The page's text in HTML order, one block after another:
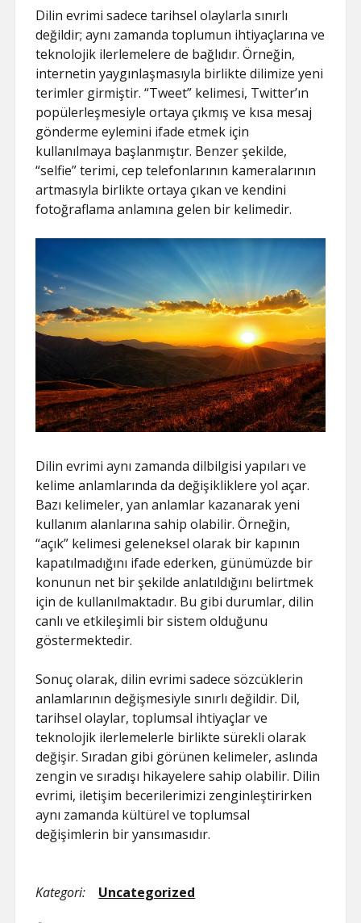
Dilin evrimi sadece tarihsel olaylarla sınırlı
değildir; aynı zamanda toplumun ihtiyaçlarına ve
teknolojik ilerlemelere de bağlıdır. Örneğin,
internetin yaygınlaşmasıyla birlikte dilimize yeni
terimler girmiştir. “Tweet” kelimesi, Twitter’ın
popülerleşmesiyle ortaya çıkmış ve kısa mesaj
gönderme eylemini ifade etmek için
kullanılmaya başlanmıştır. Benzer şekilde,
“selfie” terimi, cep telefonlarının kameralarının
artmasıyla birlikte ortaya çıkan ve kendini
fotoğraflama anlamına gelen bir kelimedir.
Dilin evrimi aynı zamanda dilbilgisi yapıları ve
kelime anlamlarında da değişikliklere yol açar.
Bazı kelimeler, yan anlamlar kazanarak yeni
kullanım alanlarına sahip olabilir. Örneğin,
“açık” kelimesi geleneksel olarak bir kapının
kapatılmadığını ifade ederken, günümüzde bir
konunun net bir şekilde anlatıldığını belirtmek
için de kullanılmaktadır. Bu gibi durumlar, dilin
canlı ve etkileşimli bir sistem olduğunu
göstermektedir.
Sonuç olarak, dilin evrimi sadece sözcüklerin
anlamlarının değişmesiyle sınırlı değildir. Dil,
tarihsel olaylar, toplumsal ihtiyaçlar ve
teknolojik ilerlemelerle birlikte sürekli olarak
değişir. Sıradan gibi görünen kelimeler, aslında
zengin ve sıradışı hikayelere sahip olabilir. Dilin
evrimi, iletişim becerilerimizi zenginleştirirken
aynı zamanda kültürel ve toplumsal
değişimlerin bir yansımasıdır.
Kategori: Uncategorized